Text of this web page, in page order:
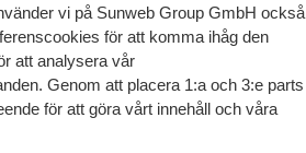
vi på Sunweb Group GmbH också
för att komma ihåg den
att analysera vår
Genom att placera 1:a och 3:e parts
för att göra vårt innehåll och våra